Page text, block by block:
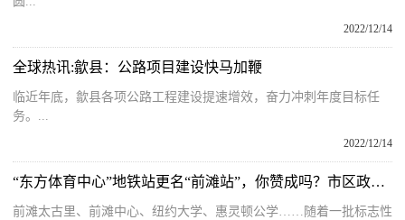
2022/12/14
全球热讯:歙县：公路项目建设快马加鞭
临近年底，歙县各项公路工程建设提速增效，奋力冲刺年度目标任
务。...
2022/12/14
“东方体育中心”地铁站更名“前滩站”，你赞成吗？市区政协委员接力联名提案背后的故事
前滩太古里、前滩中心、纽约大学、惠灵顿公学……随着一批标志性